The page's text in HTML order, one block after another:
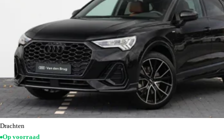
Drachten
Op voorraad